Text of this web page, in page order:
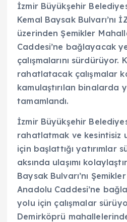
İzmir Büyükşehir
Kemal Baysak Bulvarı’nı
üzerinden Şemikler
Caddesi’ne bağlayacak
çalışmalarını sürdürüyor.
rahatlatacak çalışmalar
kamulaştırılan binalarda
tamamlandı.
İzmir Büyükşehir
rahatlatmak ve kesintisiz
için başlattığı yatırımlar
aksında ulaşımı
Baysak Bulvarı’nı
Anadolu Caddesi’ne
yolu için çalışmalar
Demirköprü